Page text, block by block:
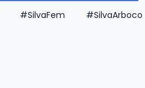
#SilvaFem #SilvaArboco